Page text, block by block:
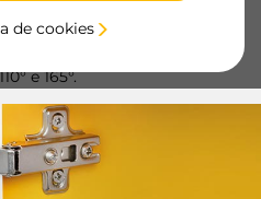
de cookiespreciso e confiável
e supercotovelo e
e 165°.